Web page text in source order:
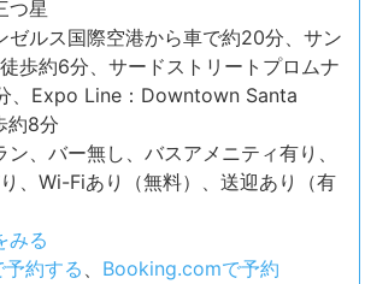
つ星
ルス国際空港から車で約20分、サン
歩約6分、サードストリートプロムナ
、Expo Line：Downtown Santa
約8分
、バー無し、バスアメニティ有り、
、Wi-Fiあり（無料）、送迎あり（有
みる
約する 、 Booking.comで予約